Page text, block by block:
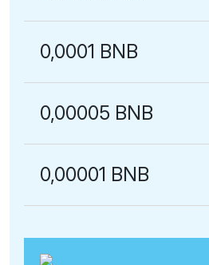
0,0001 BNB
0,00005 BNB
0,00001 BNB